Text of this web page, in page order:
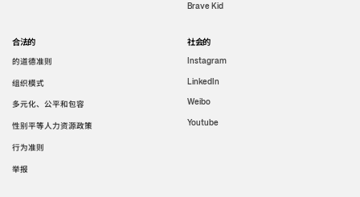
Brave Kid
合法的
的道德准则
组织模式
多元化、公平和包容
性别平等人力资源政策
行为准则
举报
社会的
Instagram
LinkedIn
Weibo
Youtube